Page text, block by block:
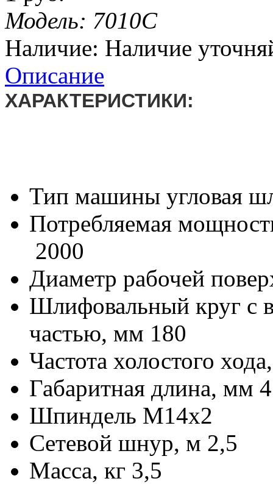
Модель: 7010C
Наличие: Наличие
Описание
ХАРАКТЕРИСТИКИ:
Тип машины угловая
Потребляемая
2000
Диаметр рабочей
Шлифовальный круг с
частью, мм 180
Частота холостого
Габаритная длина, мм
Шпиндель М14х2
Сетевой шнур, м 2,5
Масса, кг 3,5